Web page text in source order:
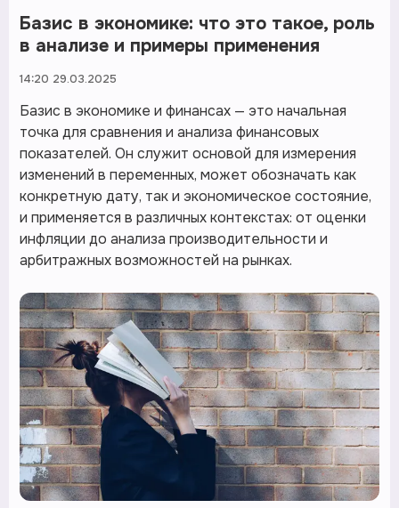
Базис в экономике: что это такое, роль
в анализе и примеры применения
14:20 29.03.2025
Базис в экономике и финансах — это начальная
точка для сравнения и анализа финансовых
показателей. Он служит основой для измерения
изменений в переменных, может обозначать как
конкретную дату, так и экономическое состояние,
и применяется в различных контекстах: от оценки
инфляции до анализа производительности и
арбитражных возможностей на рынках.